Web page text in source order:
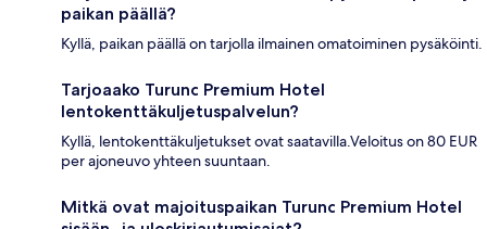
paikan päällä?
Kyllä, paikan päällä on tarjolla ilmainen omatoiminen pysäköinti.
Tarjoaako Turunc Premium Hotel
lentokenttäkuljetuspalvelun?
Kyllä, lentokenttäkuljetukset ovat saatavilla.Veloitus on 80 EUR
per ajoneuvo yhteen suuntaan.
Mitkä ovat majoituspaikan Turunc Premium Hotel